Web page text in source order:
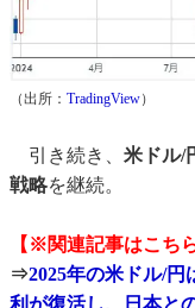
（出所： TradingView）
引き続き、 米ドル/
戦略を継続。
【※関連記事はこち
⇒2025年の米ドル/円